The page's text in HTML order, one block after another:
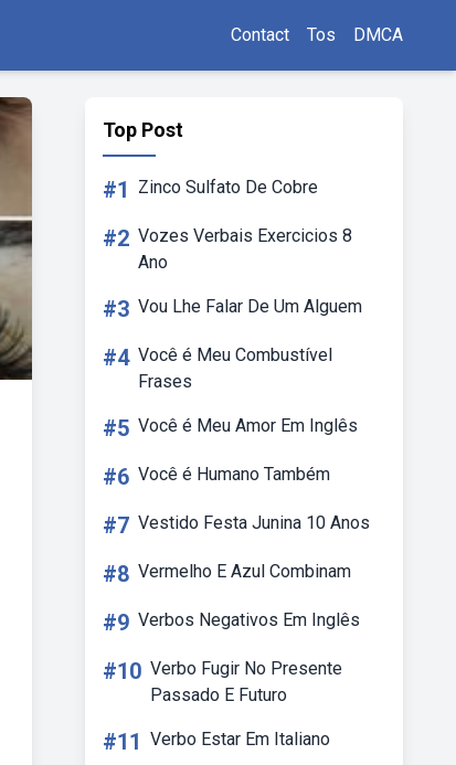
Contact Tos DMCA
Top Post
#1 Zinco Sulfato De Cobre
#2 Vozes Verbais Exercicios 8
Ano
#3 Vou Lhe Falar De Um Alguem
#4 Você é Meu Combustível
Frases
#5 Você é Meu Amor Em Inglês
#6 Você é Humano Também
#7 Vestido Festa Junina 10 Anos
#8 Vermelho E Azul Combinam
#9 Verbos Negativos Em Inglês
#10 Verbo Fugir No Presente
Passado E Futuro
#11 Verbo Estar Em Italiano